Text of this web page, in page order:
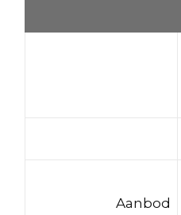
Aanbod